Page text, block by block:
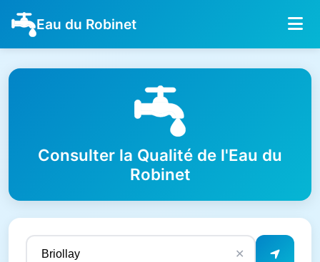
Eau du Robinet
Consulter la Qualité de l'Eau du
Robinet
✕